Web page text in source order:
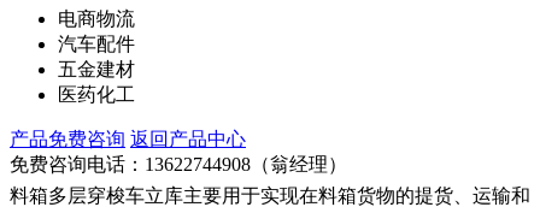
电商物流
汽车配件
五金建材
医药化工
产品免费咨询 返回产品中心
免费咨询电话： 13622744908（翁经理）
料箱多层穿梭车立库主要用于实现在料箱货物的提货、运输和